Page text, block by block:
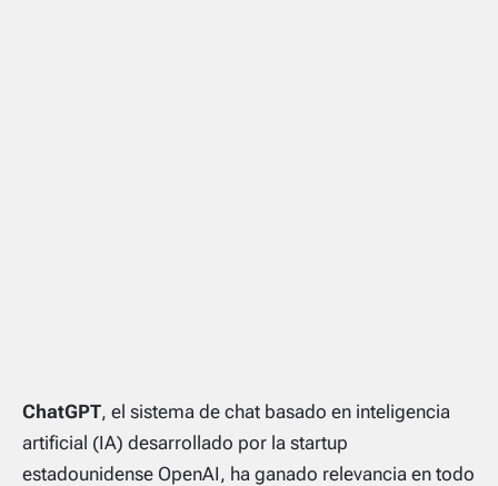
ChatGPT, el sistema de chat basado en inteligencia
artificial (IA) desarrollado por la startup
estadounidense OpenAI, ha ganado relevancia en todo